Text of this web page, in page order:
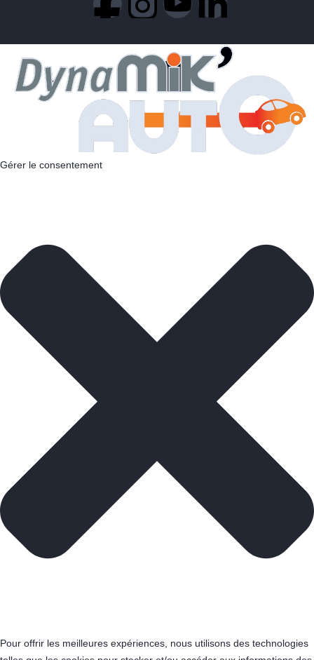
Gérer le consentement
Pour offrir les meilleures expériences, nous utilisons des technologies